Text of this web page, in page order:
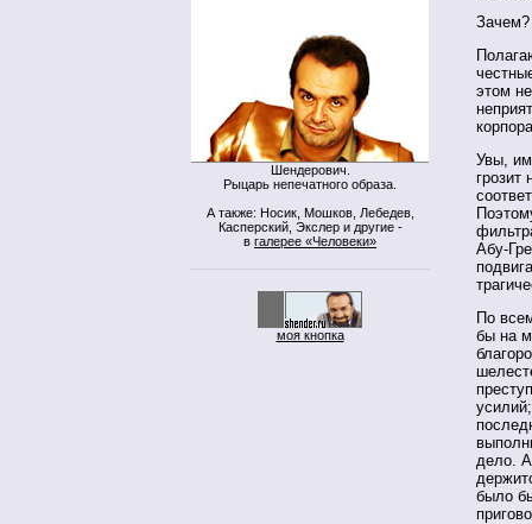
Шендерович.
Рыцарь непечатного образа.
А также: Носик, Мошков, Лебедев,
Касперский, Экслер и другие -
в галерее «Человеки»
моя кнопка
Зачем?
этом
Увы,
грозит
Абу-
По
бы на
дело.
было